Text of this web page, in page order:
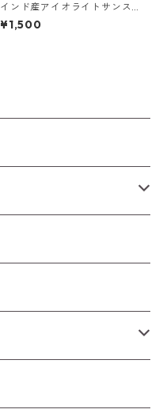
インド産アイオライトサンス
トーンガチャ 6x4mm前後 0.
4ct前後
¥1,500